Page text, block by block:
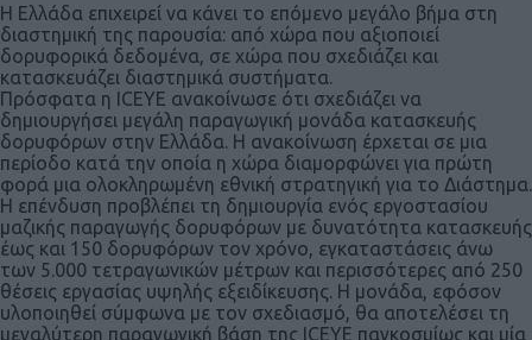
Η Ελλάδα επιχειρεί να κάνει το επόμενο μεγάλο βήμα στη
διαστημική της παρουσία: από χώρα που αξιοποιεί
δορυφορικά δεδομένα, σε χώρα που σχεδιάζει και
κατασκευάζει διαστημικά συστήματα.
Πρόσφατα η ICEYE ανακοίνωσε ότι σχεδιάζει να
δημιουργήσει μεγάλη παραγωγική μονάδα κατασκευής
δορυφόρων στην Ελλάδα. Η ανακοίνωση έρχεται σε μια
περίοδο κατά την οποία η χώρα διαμορφώνει για πρώτη
φορά μια ολοκληρωμένη εθνική στρατηγική για το Διάστημα.
Η επένδυση προβλέπει τη δημιουργία ενός εργοστασίου
μαζικής παραγωγής δορυφόρων με δυνατότητα κατασκευής
έως και 150 δορυφόρων τον χρόνο, εγκαταστάσεις άνω
των 5.000 τετραγωνικών μέτρων και περισσότερες από 250
θέσεις εργασίας υψηλής εξειδίκευσης. Η μονάδα, εφόσον
υλοποιηθεί σύμφωνα με τον σχεδιασμό, θα αποτελέσει τη
μεγαλύτερη παραγωγική βάση της ICEYE παγκοσμίως και μία